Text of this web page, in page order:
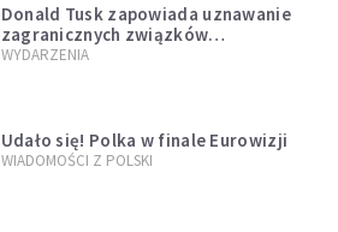
Donald Tusk zapowiada uznawanie
zagranicznych związków
jednopłciowych. "Państwo oblało ten
WYDARZENIA
Udało się! Polka w finale Eurowizji
WIADOMOŚCI Z POLSKI